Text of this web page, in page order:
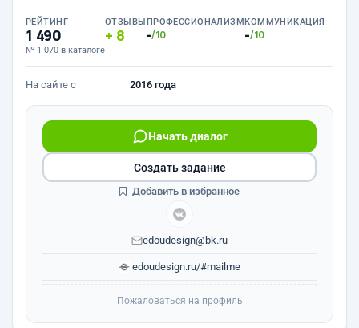
РЕЙТИНГ
1 490
№ 1 070 в каталоге
ОТЗЫВЫ
8
ПРОФЕССИОНАЛИЗМ
-/10
КОММУНИКАЦИЯ
-/10
На сайте с 2016 года
Начать диалог
edoudesign@bk.ru
edoudesign.ru/#mailme
Создать задание
Добавить в избранное
Пожаловаться на профиль